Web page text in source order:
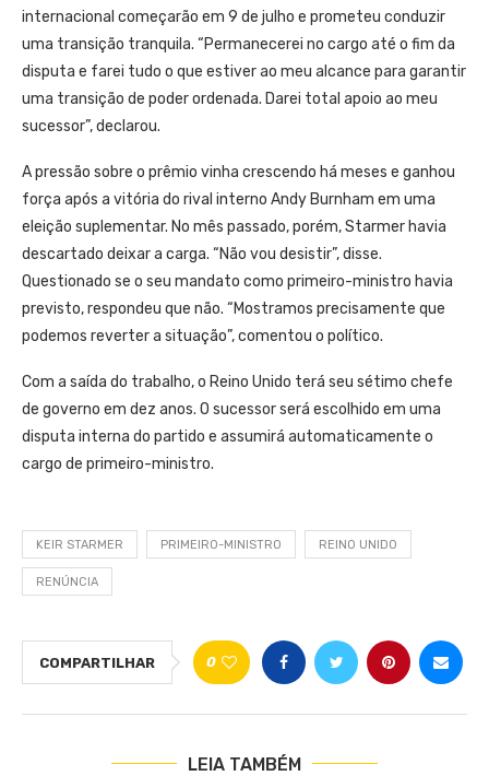
internacional começarão em 9 de julho e prometeu conduzir
uma transição tranquila. “Permanecerei no cargo até o fim da
disputa e farei tudo o que estiver ao meu alcance para garantir
uma transição de poder ordenada. Darei total apoio ao meu
sucessor”, declarou.
A pressão sobre o prêmio vinha crescendo há meses e ganhou
força após a vitória do rival interno Andy Burnham em uma
eleição suplementar. No mês passado, porém, Starmer havia
descartado deixar a carga. “Não vou desistir”, disse.
Questionado se o seu mandato como primeiro-ministro havia
previsto, respondeu que não. “Mostramos precisamente que
podemos reverter a situação”, comentou o político.
Com a saída do trabalho, o Reino Unido terá seu sétimo chefe
de governo em dez anos. O sucessor será escolhido em uma
disputa interna do partido e assumirá automaticamente o
cargo de primeiro-ministro.
KEIR STARMER PRIMEIRO-MINISTRO REINO UNIDO
RENÚNCIA
COMPARTILHAR 0
LEIA TAMBÉM